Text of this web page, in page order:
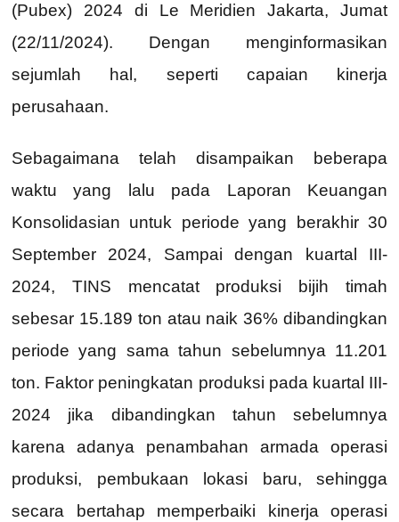
(Pubex) 2024 di Le Meridien Jakarta, Jumat
(22/11/2024). Dengan menginformasikan
sejumlah hal, seperti capaian kinerja
perusahaan.
Sebagaimana telah disampaikan beberapa
waktu yang lalu pada Laporan Keuangan
Konsolidasian untuk periode yang berakhir 30
September 2024, Sampai dengan kuartal III-
2024, TINS mencatat produksi bijih timah
sebesar 15.189 ton atau naik 36% dibandingkan
periode yang sama tahun sebelumnya 11.201
ton. Faktor peningkatan produksi pada kuartal III-
2024 jika dibandingkan tahun sebelumnya
karena adanya penambahan armada operasi
produksi, pembukaan lokasi baru, sehingga
secara bertahap memperbaiki kinerja operasi